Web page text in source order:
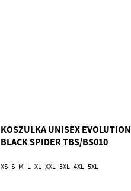
KOSZULKA UNISEX EVOLUTION
BLACK SPIDER TBS/BS010
XS S M L XL XXL 3XL 4XL 5XL